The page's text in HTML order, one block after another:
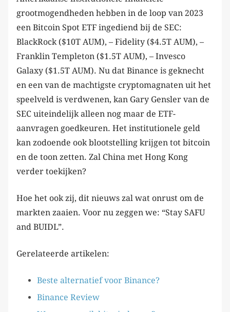
grootmogendheden hebben in de loop van 2023
een Bitcoin Spot ETF ingediend bij de SEC:
BlackRock ($10T AUM), – Fidelity ($4.5T AUM), –
Franklin Templeton ($1.5T AUM), – Invesco
Galaxy ($1.5T AUM). Nu dat Binance is geknecht
en een van de machtigste cryptomagnaten uit het
speelveld is verdwenen, kan Gary Gensler van de
SEC uiteindelijk alleen nog maar de ETF-
aanvragen goedkeuren. Het institutionele geld
kan zodoende ook blootstelling krijgen tot bitcoin
en de toon zetten. Zal China met Hong Kong
verder toekijken?
Hoe het ook zij, dit nieuws zal wat onrust om de
markten zaaien. Voor nu zeggen we: “Stay SAFU
and BUIDL”.
Gerelateerde artikelen:
Beste alternatief voor Binance?
Binance Review